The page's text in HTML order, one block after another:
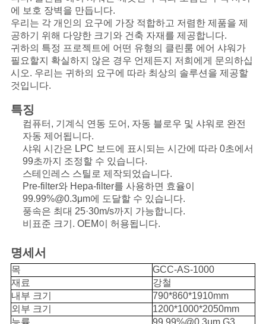
뉴
스
사
견
적
요
청
사
이
에 보호 장벽을 만듭니다.
우리는 각 개인의 요구에 가장 적합하고 저렴한 제품을 제
공하기 위해 다양한 크기와 건축 자재를 제공합니다.
귀하의 특정 프로젝트에 어떤 유형의 클린룸 에어 샤워가
필요할지 확실하지 않은 경우 언제든지 저희에게 문의하십
시오. 우리는 귀하의 요구에 따라 최상의 솔루션을 제공할
것입니다.
특징
컴퓨터, 기계식 연동 도어, 자동 블로우 및 샤워로 완전
자동 제어됩니다.
샤워 시간은 LPC 보드에 표시되는 시간에 따라 0초에서
99초까지 조정할 수 있습니다.
스테인레스 스틸로 제작되었습니다.
Pre-filter와 Hepa-filter를 사용하면 효율이
99.99%@0.3μm에 도달할 수 있습니다.
풍속은 최대 25·30m/s까지 가능합니다.
비표준 크기. OEM이 허용됩니다.
명세서
목
GCC-AS-1000
재료
강철
내부 크기
790*860*1910mm
외부 크기
1200*1000*2050mm